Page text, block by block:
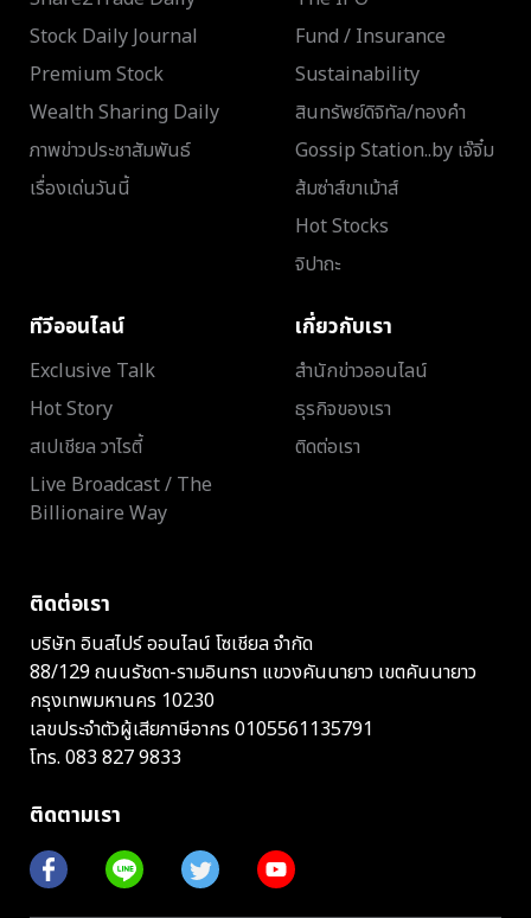
Stock Daily Journal
Premium Stock
Wealth Sharing Daily
ภาพข่าวประชาสัมพันธ์
เรื่องเด่นวันนี้
Fund / Insurance
Sustainability
สินทรัพย์ดิจิทัล/ทองคำ
Gossip Station..by เจ๊จิ๋ม
ส้มซ่าส์ขาเม้าส์
Hot Stocks
จิปาถะ
ทีวีออนไลน์
Exclusive Talk
Hot Story
สเปเชียล วาไรตี้
Live Broadcast / The
Billionaire Way
เกี่ยวกับเรา
สำนักข่าวออนไลน์
ธุรกิจของเรา
ติดต่อเรา
ติดต่อเรา
บริษัท อินสไปร์ ออนไลน์ โซเชียล จำกัด
88/129 ถนนรัชดา-รามอินทรา แขวงคันนายาว เขตคันนายาว
กรุงเทพมหานคร 10230
เลขประจำตัวผู้เสียภาษีอากร 0105561135791
โทร. 083 827 9833
ติดตามเรา